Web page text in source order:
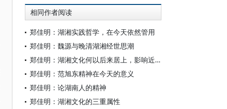
相同作者阅读
郑佳明：湖湘实践哲学，在今天依然管用
郑佳明：魏源与晚清湖湘经世思潮
郑佳明：湖湘文化何以后来居上，影响近代中国
郑佳明：范旭东精神在今天的意义
郑佳明：论湖南人的精神
郑佳明：湖湘文化的三重属性